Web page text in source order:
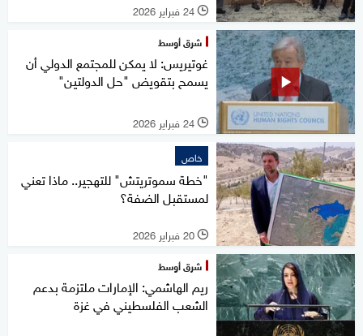
l 24 فبراير 2026
شرق أوسط
غوتيريس: لا يمكن للمجتمع الدولي أن
يسمح بتقويض "حل الدولتين"
l 24 فبراير 2026
خاص
"خطة سموتريتش" للتهجير.. ماذا تعني
لمستقبل الضفة؟
l 20 فبراير 2026
شرق أوسط
ريم الهاشمي: الإمارات ملتزمة بدعم
الشعب الفلسطيني في غزة